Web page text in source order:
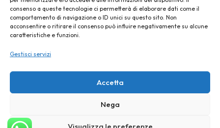
consenso a queste tecnologie ci permetterà di elaborare dati come il
comportamento di navigazione o ID unici su questo sito. Non
acconsentire o ritirare il consenso può influire negativamente su alcune
caratteristiche e funzioni.
Gestisci servizi
Accetta
Nega
Visualizza le preferenze
Top100
News e Tendenze
Destination Wedding
©2025 SposIn Campania